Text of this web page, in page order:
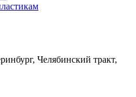
Челябинский тракт,